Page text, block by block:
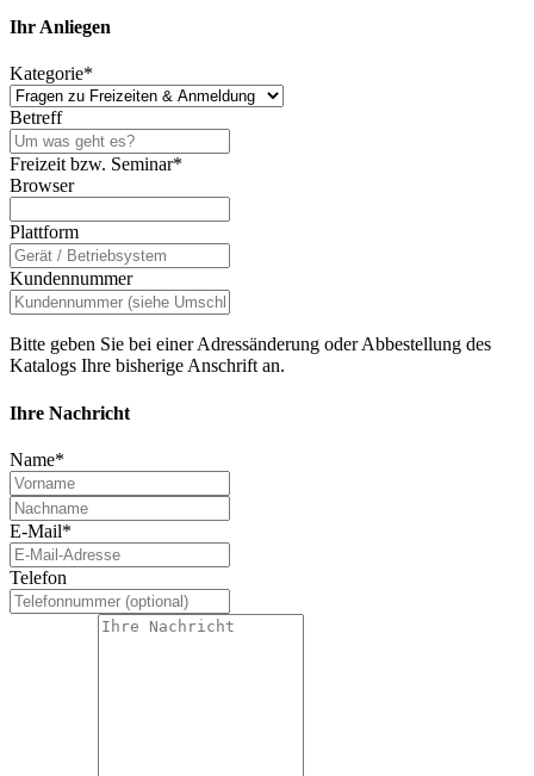
Ihr Anliegen
Kategorie*
Betreff
Freizeit bzw. Seminar*
Browser
Plattform
Kundennummer
Bitte geben Sie bei einer Adressänderung oder Abbestellung des
Katalogs Ihre bisherige Anschrift an.
Ihre Nachricht
Name*
E-Mail*
Telefon